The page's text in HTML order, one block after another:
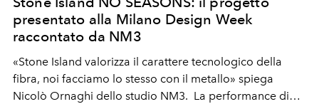
presentato alla Milano Design Week
raccontato da NM3
«Stone Island valorizza il carattere tecnologico della
fibra, noi facciamo lo stesso con il metallo» spiega
Nicolò Ornaghi dello studio NM3. La performance di